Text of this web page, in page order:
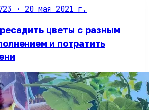
· 20 мая 2021 г.
цветы с разным
и потратить